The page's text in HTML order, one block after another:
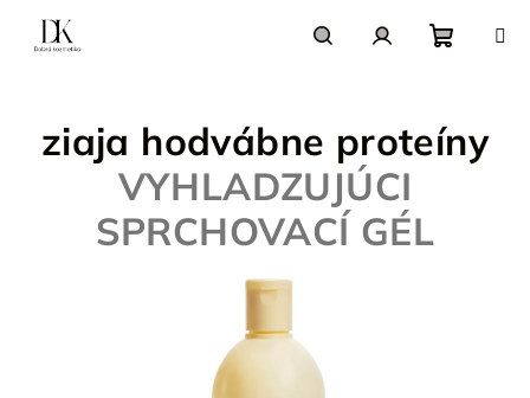
obsah
košík
ziaja hodvábne proteíny
VYHLADZUJÚCI
SPRCHOVACÍ GÉL